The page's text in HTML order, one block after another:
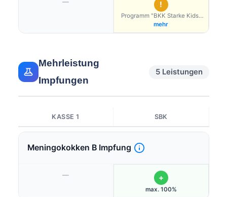
— !
Programm "BKK Starke Kids"
bei teilnehmenden Ärzten
mehr
Mehrleistung
Impfungen
5 Leistungen
KASSE 1 SBK
Meningokokken B Impfung
— +
max. 100%